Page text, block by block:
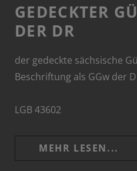
GEDECKTER
DER DR
der gedeckte sächsische
Beschriftung als GGw der
LGB 43602
MEHR LESEN...